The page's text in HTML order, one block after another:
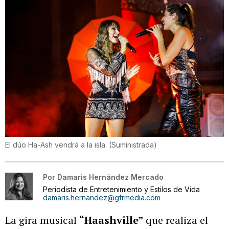
El dúo Ha-Ash vendrá a la isla. (Suministrada)
Por Damaris Hernández Mercado
Periodista de Entretenimiento y Estilos de Vida
damaris.hernandez@gfrmedia.com
La gira musical “Haashville” que realiza el